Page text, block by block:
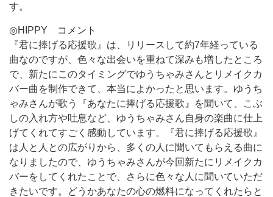
す。
◎HIPPY コメント
『君に捧げる応援歌』は、リリースして約7年経っている
曲なのですが、色々な出会いを重ねて深みも増したところ
で、新たにこのタイミングでゆうちゃみさんとリメイクカ
バー曲を制作できて、本当によかったと思います。ゆうち
ゃみさんが歌う『あなたに捧げる応援歌』を聞いて、こぶ
しの入れ方や吐息など、ゆうちゃみさん自身の楽曲に仕上
げてくれてすごく感動しています。『君に捧げる応援歌』
は人と人との広がりから、多くの人に聞いてもらえる曲に
なりましたので、ゆうちゃみさんが今回新たにリメイクカ
バーをしてくれたことで、さらに色々な人に聞いていただ
きたいです。どうかあなたの心の燃料になってくれたらと